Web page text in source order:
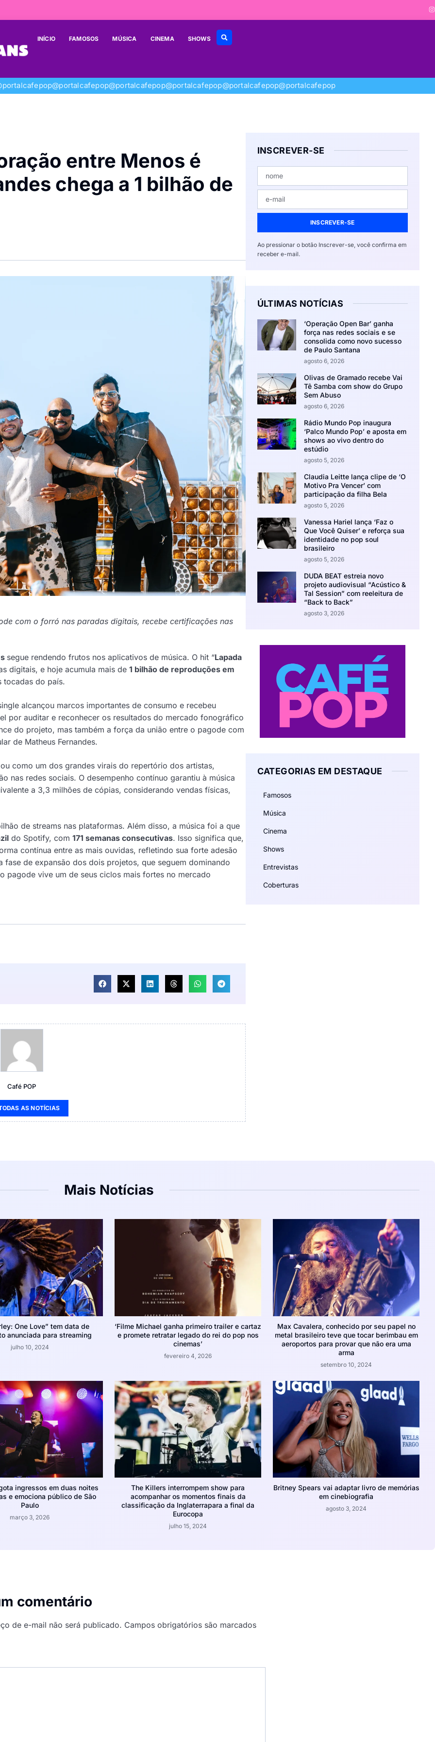
INÍCIO FAMOSOS MÚSICA CINEMA SHOWS
@portalcafepop@portalcafepop@portalcafepop@portalcafepop@portalcafepop
entre Menos é
chega a 1 bilhão de
com o forró nas paradas digitais, recebe certificações nas
segue rendendo frutos nos aplicativos de música. O hit “Lapada
digitais, e hoje acumula mais de 1 bilhão de reproduções em
tocadas do país.
alcançou marcos importantes de consumo e recebeu
por auditar e reconhecer os resultados do mercado fonográfico
do projeto, mas também a força da união entre o pagode com
de Matheus Fernandes.
como um dos grandes virais do repertório dos artistas,
nas redes sociais. O desempenho contínuo garantiu à música
a 3,3 milhões de cópias, considerando vendas físicas,
de streams nas plataformas. Além disso, a música foi a que
do Spotify, com 171 semanas consecutivas. Isso significa que,
contínua entre as mais ouvidas, refletindo sua forte adesão
de expansão dos dois projetos, que seguem dominando
pagode vive um de seus ciclos mais fortes no mercado
Café POP
AS NOTÍCIAS
INSCREVER-SE
INSCREVER-SE
Ao pressionar o botão Inscrever-se, você confirma em
receber e-mail.
ÚLTIMAS NOTÍCIAS
‘Operação Open Bar’ ganha
força nas redes sociais e se
consolida como novo sucesso
de Paulo Santana
agosto 6, 2026
Olivas de Gramado recebe Vai
Tê Samba com show do Grupo
Sem Abuso
agosto 6, 2026
Rádio Mundo Pop inaugura
‘Palco Mundo Pop’ e aposta em
shows ao vivo dentro do
estúdio
agosto 5, 2026
Claudia Leitte lança clipe de ‘O
Motivo Pra Vencer’ com
participação da filha Bela
agosto 5, 2026
Vanessa Hariel lança ‘Faz o
Que Você Quiser’ e reforça sua
identidade no pop soul
brasileiro
agosto 5, 2026
DUDA BEAT estreia novo
projeto audiovisual “Acústico &
Tal Session” com reeleitura de
“Back to Back”
agosto 3, 2026
CATEGORIAS EM DESTAQUE
Famosos
Música
Cinema
Shows
Entrevistas
Coberturas
Mais Notícias
One Love” tem data de
anunciada para streaming
julho 10, 2024
‘Filme Michael ganha primeiro trailer e cartaz
e promete retratar legado do rei do pop nos
cinemas’
fevereiro 4, 2026
Max Cavalera, conhecido por seu papel no
metal brasileiro teve que tocar berimbau em
aeroportos para provar que não era uma
arma
setembro 10, 2024
ingressos em duas noites
e emociona público de São
Paulo
março 3, 2026
The Killers interrompem show para
acompanhar os momentos finais da
classificação da Inglaterrapara a final da
Eurocopa
julho 15, 2024
Britney Spears vai adaptar livro de memórias
em cinebiografia
agosto 3, 2024
comentário
de e-mail não será publicado. Campos obrigatórios são marcados